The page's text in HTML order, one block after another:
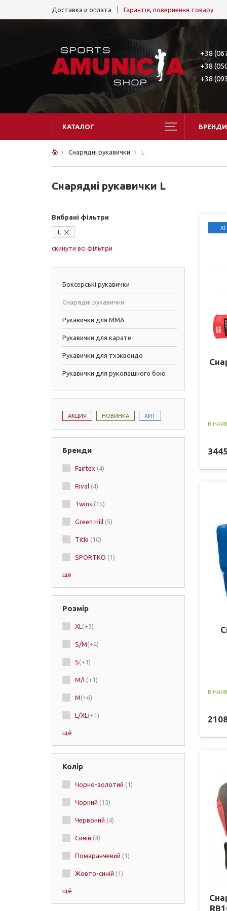
Доставка и оплата Гарантія, повернення товару
+38
+38
+38
КАТАЛОГ БРЕНДИ
Снарядні рукавички L
Снарядні рукавички L
Вибрані фільтри
L
скинути всі фільтри
Боксерські рукавички
Снарядні рукавички
Рукавички для ММА
Рукавички для карате
Рукавички для тхэквондо
Рукавички для рукопашного бою
АКЦИЯ НОВИНКА ХИТ
Бренди
Fairtex (4)
Rival (4)
Twins (15)
Green Hill (5)
Title (10)
SPORTKO (1)
Cleto Reyes
ще
Розмір
XL(+3)
S/M(+4)
S(+1)
M/L(+1)
M(+6)
L/XL(+1)
щё
Колір
Чорно-золотий (1)
Чорний (13)
Червоний (4)
Синій (4)
Помаранчевий (1)
Жовто-синій (1)
щё
В
3445
В